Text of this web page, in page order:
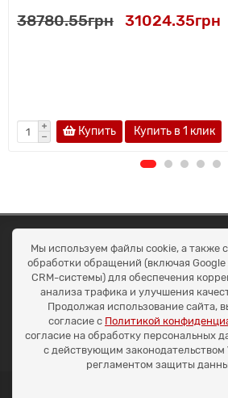
38780.55грн 31024.35грн
Купить Купить в 1 клик
ОКЕАН ТРЕЙД
Договір публичної оферти
Доставка та оплата
Наші контакти
Умови повернення
+38 (099) 452-20-02
+38 (098) 492-20-02
office@ocean.biz.ua
Мы используем файлы cookie, а также
обработки обращений (включая
CRM-системы) для обеспечения
анализа трафика и улучшения
Продолжая использование сайта,
согласие с Политикой
согласие на обработку персональных
с действующим
регламентом защиты